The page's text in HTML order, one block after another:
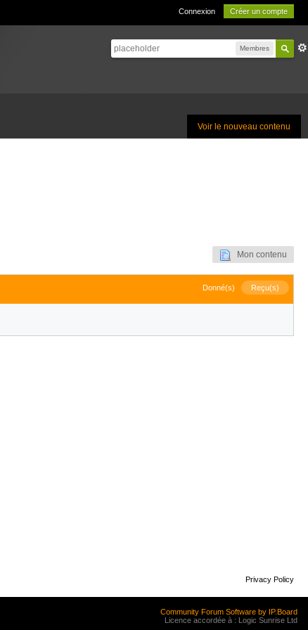
Connexion Créer un compte
Membres
Voir le nouveau contenu
Mon contenu
Donné(s) Reçu(s)
Privacy Policy
Community Forum Software by IP.Board
Licence accordée à : Logic Sunrise Ltd